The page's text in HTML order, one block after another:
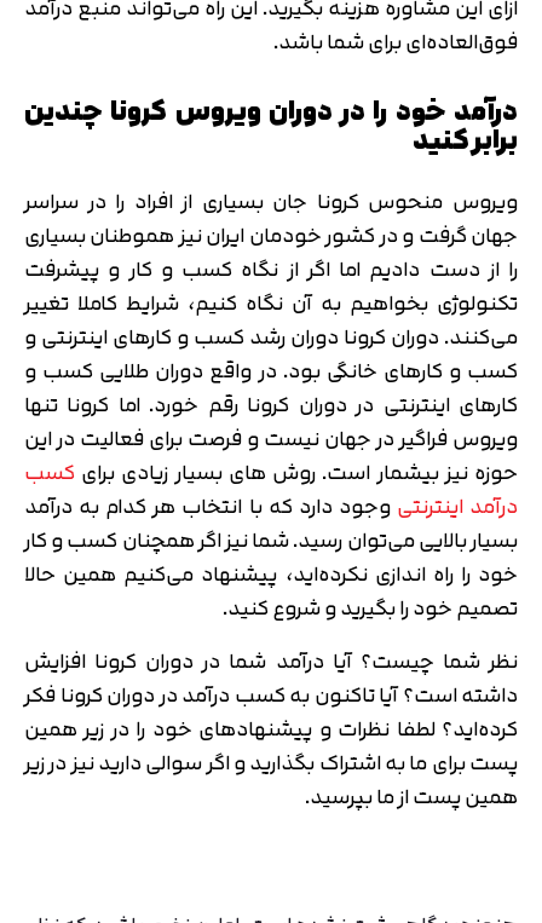
فوق‌العاده‌ای برای شما باشد.
درآمد خود را در دوران ویروس کرونا چندین
برابر کنید
ویروس منحوس کرونا جان بسیاری از افراد را در سراسر
جهان گرفت و در کشور خودمان ایران نیز هموطنان بسیاری
را از دست دادیم اما اگر از نگاه کسب و کار و پیشرفت
تکنولوژی بخواهیم به آن نگاه کنیم، شرایط کاملا تغییر
می‌کنند. دوران کرونا دوران رشد کسب و کارهای اینترنتی و
کسب و کارهای خانگی بود. در واقع دوران طلایی کسب و
کارهای اینترنتی در دوران کرونا رقم خورد. اما کرونا تنها
ویروس فراگیر در جهان نیست و فرصت برای فعالیت در این
حوزه نیز بیشمار است. روش های بسیار زیادی برای کسب
درآمد اینترنتیوجود دارد که با انتخاب هر کدام به درآمد
بسیار بالایی می‌توان رسید. شما نیز اگر همچنان کسب و کار
خود را راه اندازی نکرده‌اید، پیشنهاد می‌کنیم همین حالا
تصمیم خود را بگیرید و شروع کنید.
نظر شما چیست؟ آیا درآمد شما در دوران کرونا افزایش
داشته است؟ آیا تاکنون به کسب درآمد در دوران کرونا فکر
کرده‌اید؟ لطفا نظرات و پیشنهادهای خود را در زیر همین
پست برای ما به اشتراک بگذارید و اگر سوالی دارید نیز در زیر
همین پست از ما بپرسید.